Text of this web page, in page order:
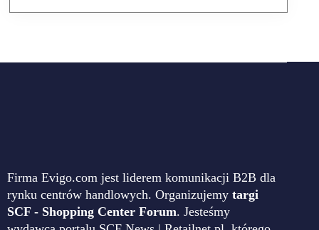
Firma Evigo.com jest liderem komunikacji B2B dla
rynku centrów handlowych. Organizujemy targi
SCF - Shopping Center Forum. Jesteśmy